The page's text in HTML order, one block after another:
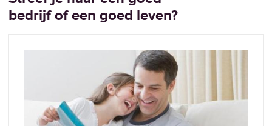
bedrijf of een goed leven?